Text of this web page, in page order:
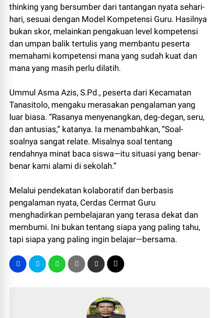
thinking yang bersumber dari tantangan nyata sehari-
hari, sesuai dengan Model Kompetensi Guru. Hasilnya
bukan skor, melainkan pengakuan level kompetensi
dan umpan balik tertulis yang membantu peserta
memahami kompetensi mana yang sudah kuat dan
mana yang masih perlu dilatih.
Ummul Asma Azis, S.Pd., peserta dari Kecamatan
Tanasitolo, mengaku merasakan pengalaman yang
luar biasa. “Rasanya menyenangkan, deg-degan, seru,
dan antusias,” katanya. Ia menambahkan, “Soal-
soalnya sangat relate. Misalnya soal tentang
rendahnya minat baca siswa—itu situasi yang benar-
benar kami alami di sekolah.”
Melalui pendekatan kolaboratif dan berbasis
pengalaman nyata, Cerdas Cermat Guru
menghadirkan pembelajaran yang terasa dekat dan
membumi. Ini bukan tentang siapa yang paling tahu,
tapi siapa yang paling ingin belajar—bersama.